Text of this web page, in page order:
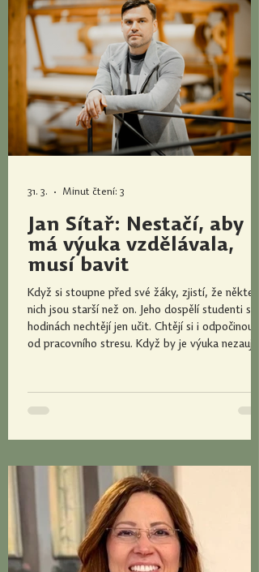
Jan Sítař: Nestačí, aby
má výuka vzdělávala,
musí bavit
Když si stoupne před své žáky, zjistí, že někteří
nich jsou starší než on. Jeho dospělí studenti se v
hodinách nechtějí jen učit. Chtějí si i odpočinout
od pracovního stresu. Když by je výuka
soukromém sektoru ve srovnání s učiteli ve
školách trochu odlišná,“ říká Jan Sítař, absolvent
31. 3. Minut čtení: 3